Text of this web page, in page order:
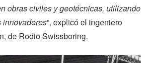
obras civiles y geotécnicas, utilizando
innovadores”, explicó el ingeniero
de Rodio Swissboring.